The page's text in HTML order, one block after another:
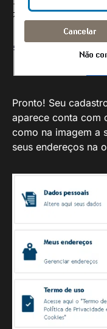
Pronto! Seu
aparece conta com
como na imagem a
seus endereços na